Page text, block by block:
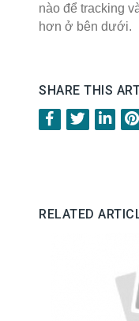
nào để tracking
hơn ở bên dưới.
SHARE THIS
RELATED